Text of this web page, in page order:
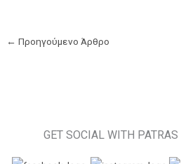
← Προηγούμενο Άρθρο
GET SOCIAL WITH